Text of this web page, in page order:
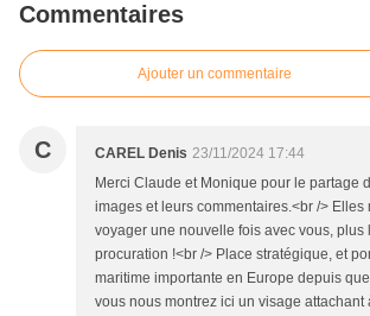
Commentaires
Ajouter un commentaire
C CAREL Denis 23/11/2024 17:44
Merci Claude et Monique pour le partage
images et leurs commentaires.<br /> Elles
voyager une nouvelle fois avec vous, plus
procuration !<br /> Place stratégique, et
maritime importante en Europe depuis
vous nous montrez ici un visage attachant